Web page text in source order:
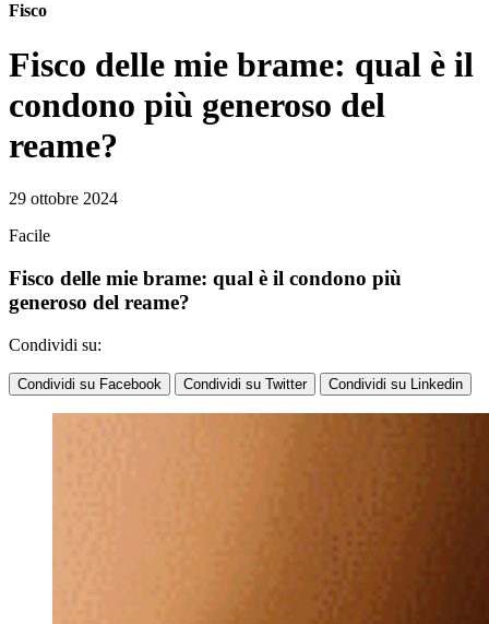
Fisco
Fisco delle mie brame: qual è il
condono più generoso del
reame?
29 ottobre 2024
Facile
Fisco delle mie brame: qual è il condono più
generoso del reame?
Condividi su:
Condividi su Facebook Condividi su Twitter Condividi su Linkedin